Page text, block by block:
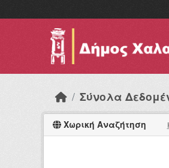
Σύνολα
Χωρική Αναζήτηση